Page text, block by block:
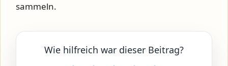
sammeln.
Wie hilfreich war dieser Beitrag?